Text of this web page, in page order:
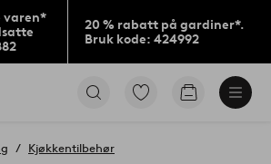
varen*
20 % rabatt på gardiner*.
Bruk kode: 424992
Gå
Gå
Kjøkkentilbehør